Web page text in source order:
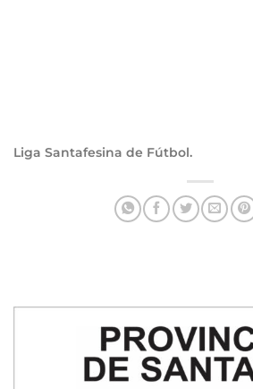
Liga Santafesina de Fútbol.